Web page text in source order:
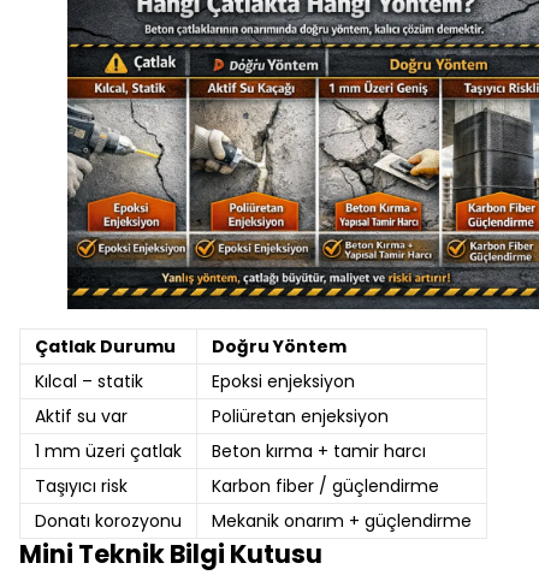
Çatlak Durumu
Doğru Yöntem
Kılcal – statik
Epoksi enjeksiyon
Aktif su var
Poliüretan enjeksiyon
1 mm üzeri çatlak
Beton kırma + tamir harcı
Taşıyıcı risk
Karbon fiber / güçlendirme
Donatı korozyonu
Mekanik onarım + güçlendirme
Mini Teknik Bilgi Kutusu